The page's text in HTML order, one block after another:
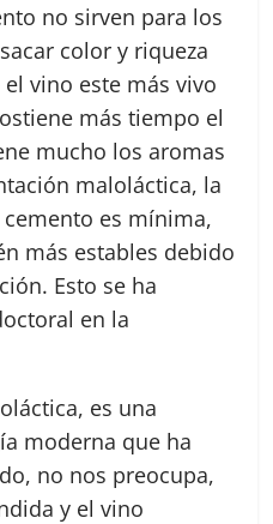
no sirven para los
color y riqueza
vino este más vivo
más tiempo el
mucho los aromas
maloláctica, la
es mínima,
más estables debido
Esto se ha
en la
es una
moderna que ha
no nos preocupa,
y el vino